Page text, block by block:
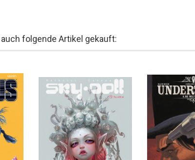
folgende Artikel gekauft: